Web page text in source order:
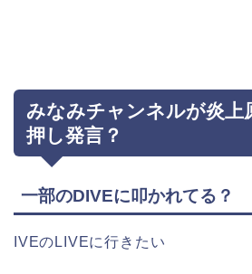
みなみチャンネルが炎上
押し発言？
一部のDIVEに叩かれてる？
IVEのLIVEに行きたい